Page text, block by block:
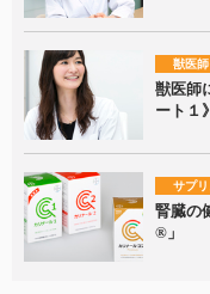
獣医
獣医師
ート１》
サプリ
腎臓の
®」